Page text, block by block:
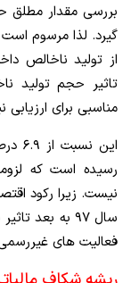
بررسی مقدار مطلق
گیرد. لذا مرسوم
از تولید ناخالص
تاثیر حجم تولید
مناسبی برای
رسیده است که
نیست. زیرا رکود
سال ۹۷ به
فعالیت های